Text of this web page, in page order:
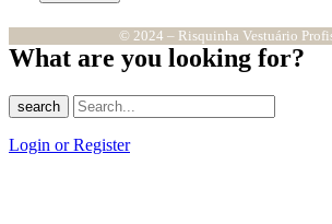
© 2024 – Risquinha Vestuário
What are you looking for?
search
Login or Register